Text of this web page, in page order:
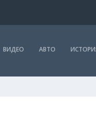
ВИДЕО АВТО